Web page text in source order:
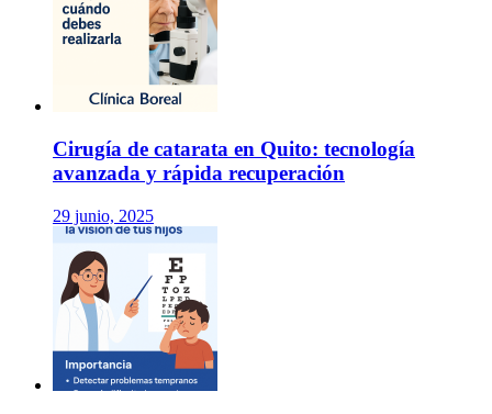
Cirugía de catarata en Quito: tecnología
avanzada y rápida recuperación
29 junio, 2025